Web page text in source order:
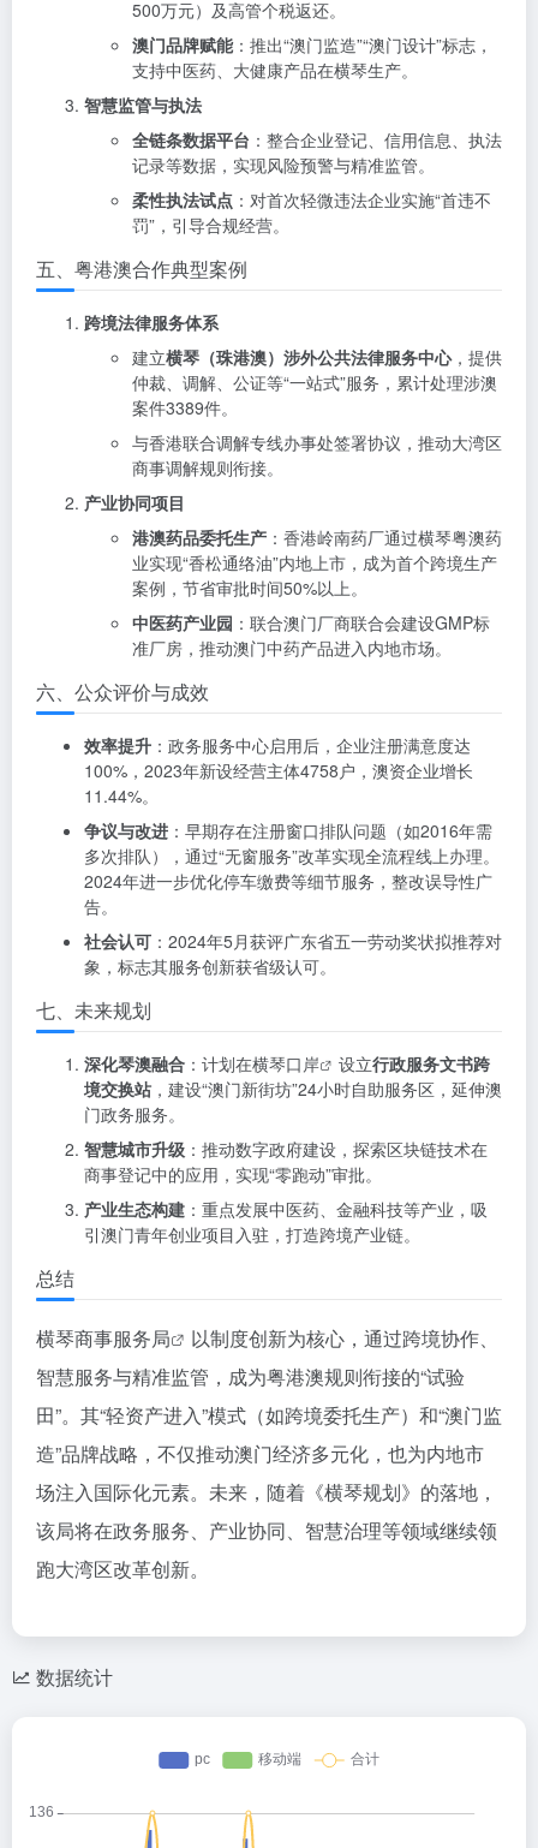
500万元）及高管个税返还。
澳门品牌赋能：推出“澳门监造”“澳门设计”标志，
支持中医药、大健康产品在横琴生产。
智慧监管与执法
全链条数据平台 ：整合企业登记、信用信息、执法
记录等数据，实现风险预警与精准监管。
柔性执法试点 ：对首次轻微违法企业实施“首违不
罚”，引导合规经营。
五、粤港澳合作典型案例
跨境法律服务体系
建立横琴（珠港澳）涉外公共法律服务中心，提供
仲裁、调解、公证等“一站式”服务，累计处理涉澳
案件3389件。
与香港联合调解专线办事处签署协议，推动大湾区
商事调解规则衔接。
产业协同项目
港澳药品委托生产 ：香港岭南药厂通过横琴粤澳药
业实现“香松通络油”内地上市，成为首个跨境生产
案例，节省审批时间50%以上。
中医药产业园 ：联合澳门厂商联合会建设GMP标
准厂房，推动澳门中药产品进入内地市场。
六、公众评价与成效
效率提升 ：政务服务中心启用后，企业注册满意度达
100%，2023年新设经营主体4758户，澳资企业增长
11.44%。
争议与改进 ：早期存在注册窗口排队问题（如2016年需
多次排队），通过“无窗服务”改革实现全流程线上办理。
2024年进一步优化停车缴费等细节服务，整改误导性广
告。
社会认可 ：2024年5月获评广东省五一劳动奖状拟推荐对
象，标志其服务创新获省级认可。
七、未来规划
深化琴澳融合 ：计划在横琴口岸 设立行政服务文书跨
境交换站 ，建设“澳门新街坊”24小时自助服务区，延伸澳
门政务服务。
智慧城市升级 ：推动数字政府建设，探索区块链技术在
商事登记中的应用，实现“零跑动”审批。
产业生态构建 ：重点发展中医药、金融科技等产业，吸
引澳门青年创业项目入驻，打造跨境产业链。
总结
横琴商事服务局
以制度创新为核心，通过跨境协作、
智慧服务与精准监管，成为粤港澳规则衔接的“试验
田”。其“轻资产进入”模式（如跨境委托生产）和“澳门监
造”品牌战略，不仅推动澳门经济多元化，也为内地市
场注入国际化元素。未来，随着《横琴规划》的落地，
该局将在政务服务、产业协同、智慧治理等领域继续领
跑大湾区改革创新。
数据统计